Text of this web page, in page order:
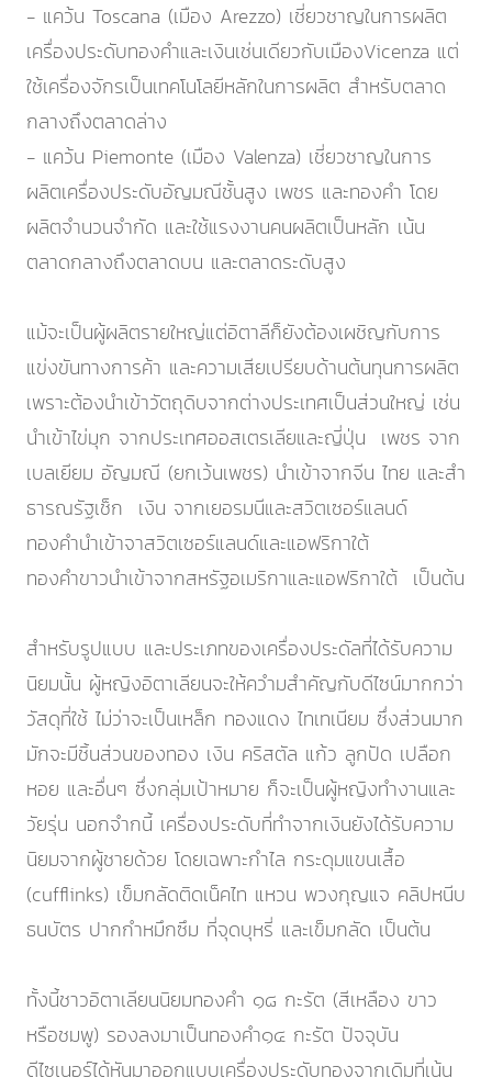
- แคว้น Toscana (เมือง Arezzo) เชี่ยวชาญในการผลิต
เครื่องประดับทองคำและเงินเช่นเดียวกับเมืองVicenza แต่
ใช้เครื่องจักรเป็นเทคโนโลยีหลักในการผลิต สำหรับตลาด
กลางถึงตลาดล่าง
- แคว้น Piemonte (เมือง Valenza) เชี่ยวชาญในการ
ผลิตเครื่องประดับอัญมณีชั้นสูง เพชร และทองคำ โดย
ผลิตจำนวนจำกัด และใช้แรงงานคนผลิตเป็นหลัก เน้น
ตลาดกลางถึงตลาดบน และตลาดระดับสูง
แม้จะเป็นผู้ผลิตรายใหญ่แต่อิตาลีก็ยังต้องเผชิญกับการ
แข่งขันทางการค้า และความเสียเปรียบด้านต้นทุนการผลิต
เพราะต้องนำเข้าวัตถุดิบจากต่างประเทศเป็นส่วนใหญ่ เช่น
นำเข้าไข่มุก จากประเทศออสเตรเลียและญี่ปุ่น เพชร จาก
เบลเยียม อัญมณี (ยกเว้นเพชร) นำเข้าจากจีน ไทย และสำ
ธารณรัฐเช็ก เงิน จากเยอรมนีและสวิตเซอร์แลนด์
ทองคำนำเข้าจาสวิตเซอร์แลนด์และแอฟริกาใต้
ทองคำขาวนำเข้าจากสหรัฐอเมริกาและแอฟริกาใต้ เป็นต้น
สำหรับรูปแบบ และประเภทของเครื่องประดัลที่ได้รับความ
นิยมนั้น ผู้หญิงอิตาเลียนจะให้ควำมสำคัญกับดีไซน์มากกว่า
วัสดุที่ใช้ ไม่ว่าจะเป็นเหล็ก ทองแดง ไทเทเนียม ซึ่งส่วนมาก
มักจะมีชิ้นส่วนของทอง เงิน คริสตัล แก้ว ลูกปัด เปลือก
หอย และอื่นๆ ซึ่งกลุ่มเป้าหมาย ก็จะเป็นผู้หญิงทำงานและ
วัยรุ่น นอกจำกนี้ เครื่องประดับที่ทำจากเงินยังได้รับความ
นิยมจากผู้ชายด้วย โดยเฉพาะกำไล กระดุมแขนเสื้อ
(cufflinks) เข็มกลัดติดเน็คไท แหวน พวงกุญแจ คลิปหนีบ
ธนบัตร ปากกำหมึกซึม ที่จุดบุหรี่ และเข็มกลัด เป็นต้น
ทั้งนี้ชาวอิตาเลียนนิยมทองคำ ๑๘ กะรัต (สีเหลือง ขาว
หรือชมพู) รองลงมาเป็นทองคำ๑๔ กะรัต ปัจจุบัน
ดีไซเนอร์ได้หันมาออกแบบเครื่องประดับทองจากเดิมที่เน้น